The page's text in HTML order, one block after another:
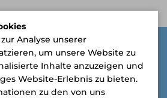
Analyse unserer
um unsere Website zu
Inhalte anzuzeigen und
Website-Erlebnis zu bieten.
zu den von uns